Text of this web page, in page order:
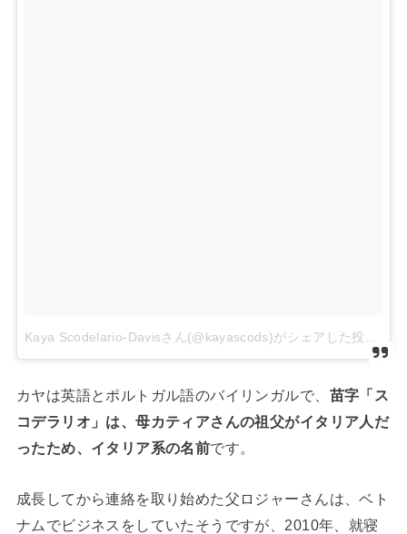
カヤは英語とポルトガル語のバイリンガルで、 苗字「ス
コデラリオ」は、母カティアさんの祖父がイタリア人だ
ったため、イタリア系の名前です。
成長してから連絡を取り始めた父ロジャーさんは、ベト
ナムでビジネスをしていたそうですが、2010年、就寝